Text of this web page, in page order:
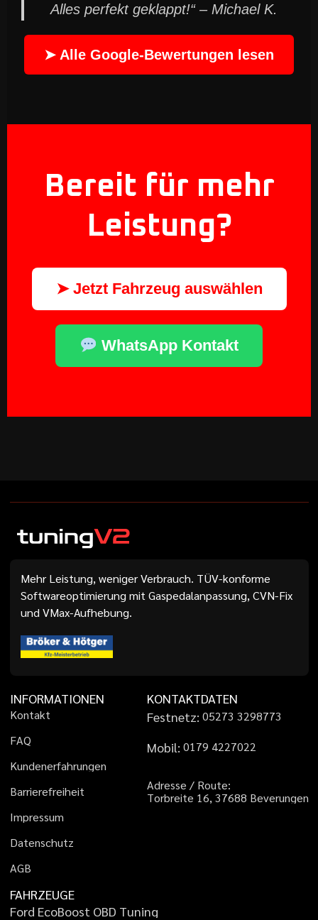
Alles perfekt geklappt!“ – Michael K.
➤ Alle Google-Bewertungen lesen
Bereit für mehr
Leistung?
➤ Jetzt Fahrzeug auswählen
WhatsApp Kontakt
Mehr Leistung, weniger Verbrauch. TÜV-konforme
Softwareoptimierung mit Gaspedalanpassung, CVN-Fix
und VMax-Aufhebung.
INFORMATIONEN
Kontakt
FAQ
Kundenerfahrungen
Barrierefreiheit
Impressum
Datenschutz
AGB
KONTAKTDATEN
Festnetz: 05273 3298773
Mobil: 01 79 4227022
Adresse / Route:
Torbreite 16, 37688 Beverungen
FAHRZEUGE
Ford EcoBoost OBD Tuning